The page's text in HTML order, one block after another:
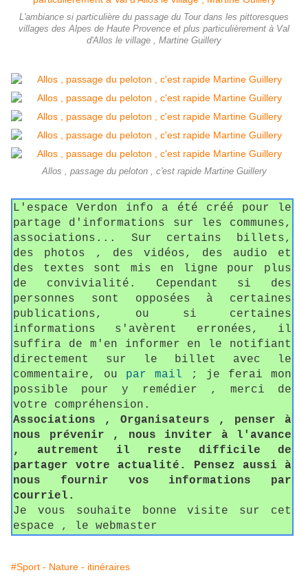
L'ambiance si particulière du passage du Tour dans les pittoresques
villages des Alpes de Haute Provence et plus particulièrement à Val
d'Allos le village , Martine Guillery
Allos , passage du peloton , c'est rapide Martine Guillery
L'espace Verdon info a été créé pour le
partage d'informations sur les communes,
associations... Sur certains billets,
des photos , des vidéos, des audio et
des textes sont mis en ligne pour plus
de convivialité. Cependant si des
personnes sont opposées à certaines
publications, ou si certaines
informations s'avèrent erronées, il
suffira de m'en informer en le notifiant
directement sur le billet avec le
commentaire, ou par mail ; je ferai mon
possible pour y remédier , merci de
votre compréhension.
Associations , Organisateurs , penser à
nous prévenir , nous inviter à l'avance
, autrement il reste difficile de
partager votre actualité. Pensez aussi à
nous fournir vos informations par
courriel.
Je vous souhaite bonne visite sur cet
espace , le webmaster
#Sport - Nature - itinéraires